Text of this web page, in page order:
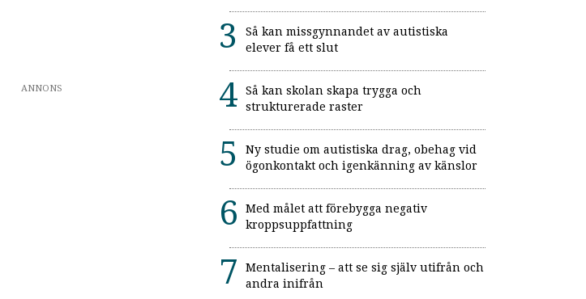
ANNONS
Så kan missgynnandet av autistiska
elever få ett slut
Så kan skolan skapa trygga och
strukturerade raster
Ny studie om autistiska drag, obehag vid
ögonkontakt och igenkänning av känslor
Med målet att förebygga negativ
kroppsuppfattning
Mentalisering – att se sig själv utifrån och
andra inifrån